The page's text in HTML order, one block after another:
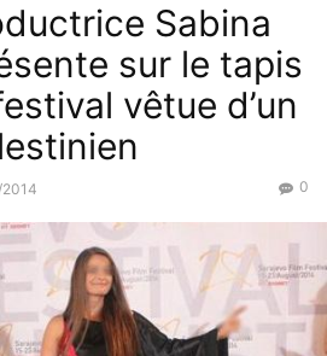
Sabina
sur le tapis
vêtue d’un
0